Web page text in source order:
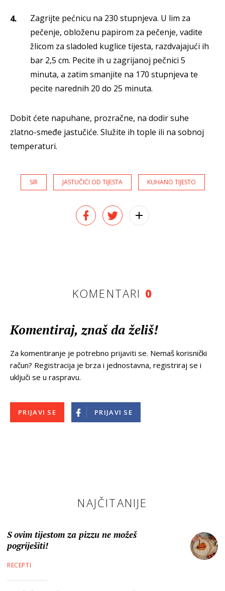
Zagrijte pećnicu na 230 stupnjeva. U lim za
pečenje, obloženu papirom za pečenje, vadite
žlicom za sladoled kuglice tijesta, razdvajajući ih
bar 2,5 cm. Pecite ih u zagrijanoj pečnici 5
minuta, a zatim smanjite na 170 stupnjeva te
pecite narednih 20 do 25 minuta.
Dobit ćete napuhane, prozračne, na dodir suhe
zlatno-smeđe jastučiće. Služite ih tople ili na sobnoj
temperaturi.
SIR JASTUČIĆI OD TIJESTA KUHANO TIJESTO
KOMENTARI 0
Komentiraj, znaš da želiš!
Za komentiranje je potrebno prijaviti se. Nemaš korisnički
račun? Registracija je brza i jednostavna, registriraj se i
uključi se u raspravu.
PRIJAVI SE PRIJAVI SE
NAJČITANIJE
S ovim tijestom za pizzu ne možeš
pogriješiti!
RECEPTI